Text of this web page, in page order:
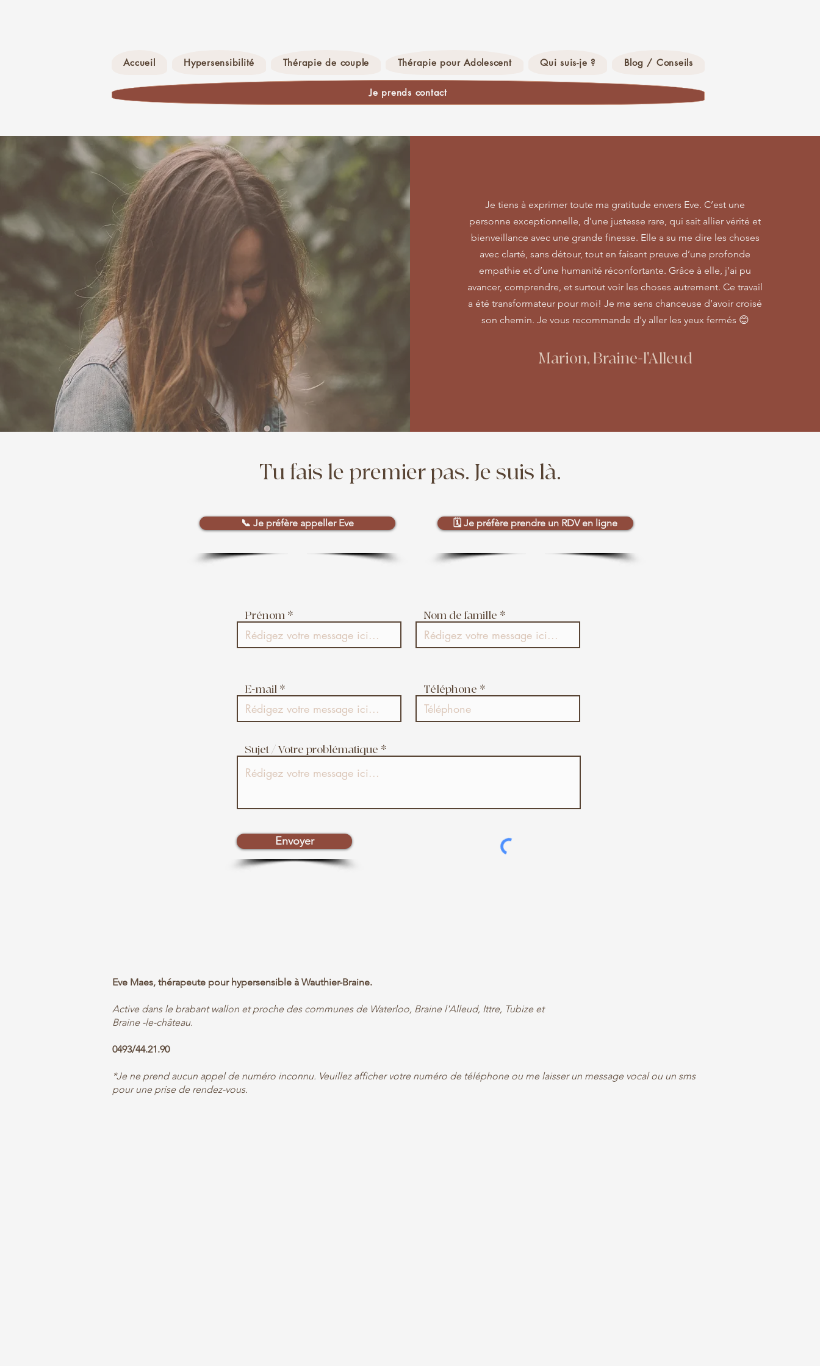
Accueil Hypersensibilité Thérapie de couple Thérapie pour Adolescent Qui suis-je ? Blog / Conseils
Je prends contact
Je tiens à exprimer toute ma gratitude envers Eve. C’est une
personne exceptionnelle, d’une justesse rare, qui sait allier vérité et
bienveillance avec une grande finesse. Elle a su me dire les choses
avec clarté, sans détour, tout en faisant preuve d’une profonde
empathie et d’une humanité réconfortante. Grâce à elle, j’ai pu
avancer, comprendre, et surtout voir les choses autrement. Ce travail
a été transformateur pour moi! Je me sens chanceuse d’avoir croisé
son chemin. Je vous recommande d'y aller les yeux fermés 😊
Marion, Braine-l'Alleud
Tu fais le premier pas. Je suis là.
📞 Je préfère appeller Eve 🗓️ Je préfère prendre un RDV en ligne
Prénom Nom de famille
E-mail Téléphone
Sujet / Votre problématique
Envoyer
Eve Maes, thérapeute pour hypersensible à Wauthier-Braine.
Active dans le brabant wallon et proche des communes de Waterloo, Braine l'Alleud, Ittre, Tubize et
Braine -le-château.
0493/44.21.90
*Je ne prend aucun appel de numéro inconnu. Veuillez afficher votre numéro de téléphone ou me laisser un message vocal ou un sms
pour une prise de rendez-vous.